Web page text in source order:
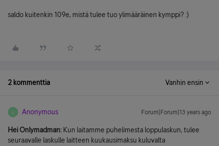
saldo kuitenkin 109e, mistä tulee tuo ylimääräinen kymppi? :)
2 kommenttia Vanhin ensin
A Anonymous Forum|Forum|13 years ago
Hei Onlymadman: Kun laitamme puhelimesta loppulaskun, tulee
seuraavalle laskulle laitteen kuukausimaksu kuluvalta